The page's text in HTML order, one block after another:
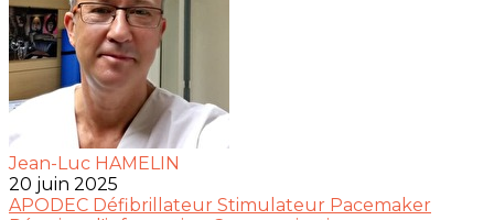
Jean-Luc HAMELIN
20 juin 2025
APODEC Défibrillateur Stimulateur Pacemaker